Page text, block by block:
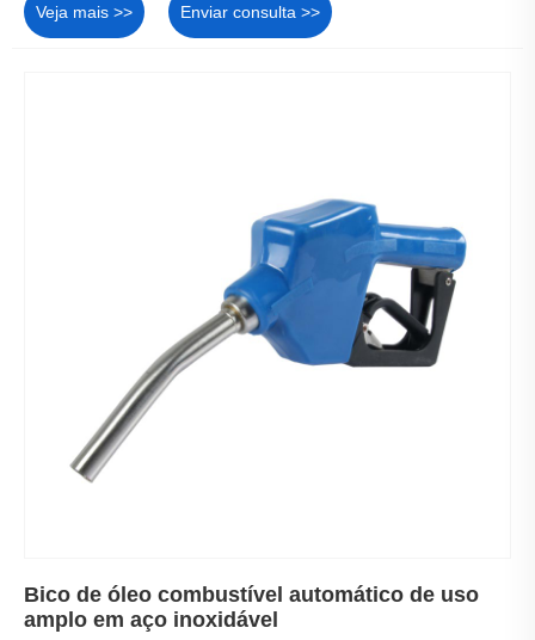
Veja mais >> Enviar consulta >>
Bico de óleo combustível automático de uso
amplo em aço inoxidável